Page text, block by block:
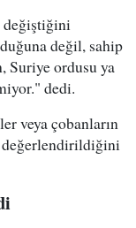
değiştiğini
değil, sahip
Suriye ordusu ya
dedi.
veya çobanların